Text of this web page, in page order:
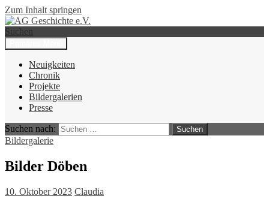
Zum Inhalt springen
AG Geschichte e.V.
Suchen
Neuigkeiten
Chronik
Projekte
Bildergalerien
Presse
Suchen nach:
Bildergalerie
Bilder Döben
10. Oktober 2023 Claudia